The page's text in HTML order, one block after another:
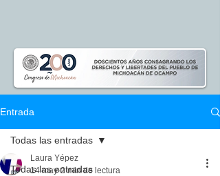
Entrada
Todas las entradas
Todas las entradas
Laura Yépez
14 may 2 min de lectura